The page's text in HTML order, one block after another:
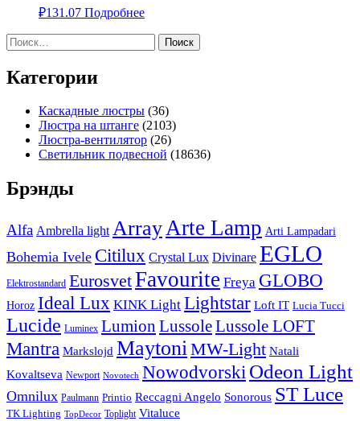
₽131.07 Подробнее
Найти:
Категории
Каскадные люстры (36)
Люстра на штанге (2103)
Люстра-вентилятор (26)
Светильник подвесной (18636)
Брэнды
Alfa Ambrella light ArrayArte Lamp Arti Lampadari
Bohemia Ivele Citilux Crystal Lux Divinare EGLO
Elektrostandard EurosvetFavourite Freya GLOBO
Horoz Ideal Lux KINK Light Lightstar Loft IT Lucia Tucci
Lucide Luminex Lumion LussoleLussole LOFT
Mantra Markslojd MaytoniMW-Light Natali
Kovaltseva Newport Novotech NowodvorskiOdeon Light
Omnilux Paulmann Printio Reccagni Angelo Sonorous ST Luce
TK Lighting TopDecor Toplight Vitaluce